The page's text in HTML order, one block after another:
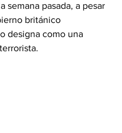
semana pasada, a pesar
británico
designa como una